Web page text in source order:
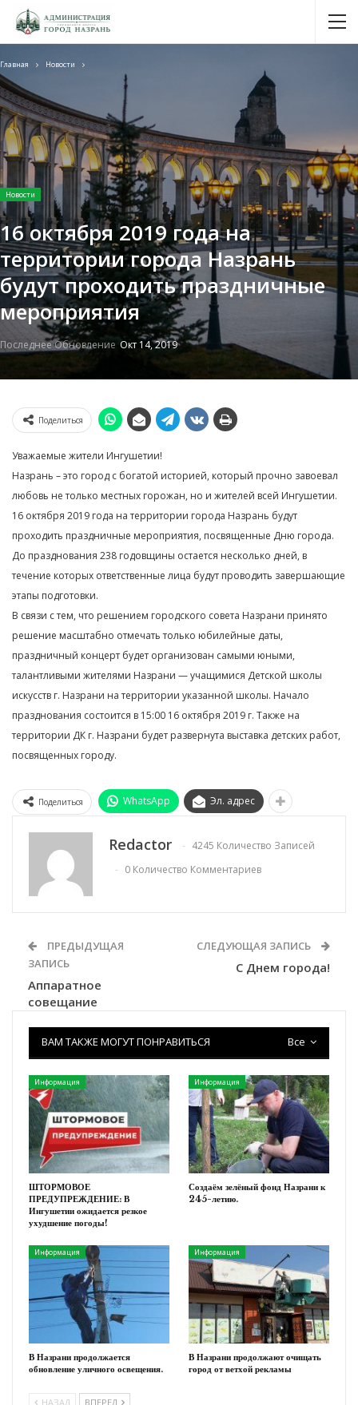
Главная Новости
Новости
16 октября 2019 года на
территории города Назрань
будут проходить праздничные
мероприятия
Последнее Обновление Окт 14, 2019
Поделиться
Уважаемые жители Ингушетии!
Назрань – это город с богатой историей, который прочно завоевал
любовь не только местных горожан, но и жителей всей Ингушетии.
16 октября 2019 года на территории города Назрань будут
проходить праздничные мероприятия, посвященные Дню города.
До празднования 238 годовщины остается несколько дней, в
течение которых ответственные лица будут проводить завершающие
этапы подготовки.
В связи с тем, что решением городского совета Назрани принято
решение масштабно отмечать только юбилейные даты,
праздничный концерт будет организован самыми юными,
талантливыми жителями Назрани — учащимися Детской школы
искусств г. Назрани на территории указанной школы. Начало
празднования состоится в 15:00 16 октября 2019 г. Также на
территории ДК г. Назрани будет развернута выставка детских работ,
посвященных городу.
Поделиться WhatsApp Эл. адрес
Redactor
4245 Количество Записей
0 Количество Комментариев
ПРЕДЫДУЩАЯ
ЗАПИСЬ
Аппаратное
совещание
СЛЕДУЮЩАЯ ЗАПИСЬ
С Днем города!
Все
ВАМ ТАКЖЕ МОГУТ ПОНРАВИТЬСЯ
Информация
ШТОРМОВОЕ
ПРЕДУПРЕЖДЕНИЕ: В
Ингушетии ожидается резкое
ухудшение погоды!
Информация
Создаём зелёный фонд Назрани к
245-летию.
Информация
В Назрани продолжается
обновление уличного освещения.
Информация
В Назрани продолжают очищать
город от ветхой рекламы
НАЗАД ВПЕРЕД